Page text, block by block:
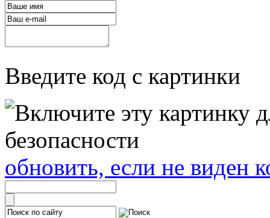
Введите код с картинки
обновить, если не виден